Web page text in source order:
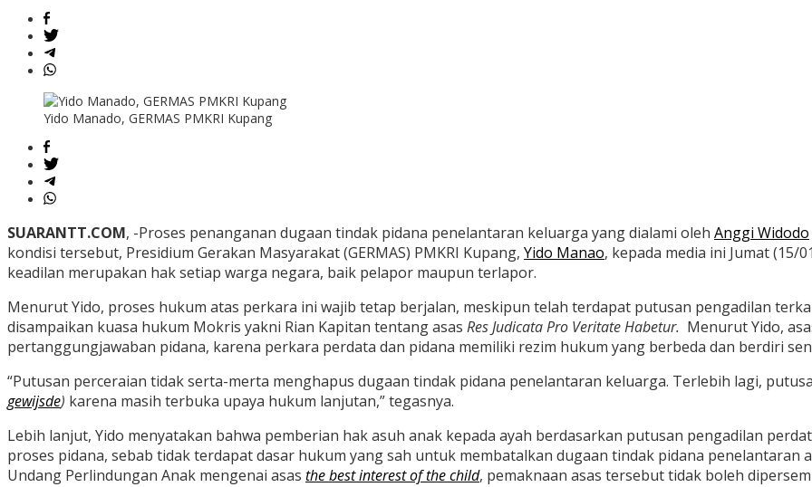
Yido Manado, GERMAS PMKRI Kupang
SUARANTT.COM, -‎Proses penanganan dugaan tindak pidana penelantaran keluarga yang dialami oleh Anggi Widodo
kondisi tersebut, Presidium Gerakan Masyarakat (GERMAS) PMKRI Kupang, Yido Manao, kepada media ini Jumat (15/
keadilan merupakan hak setiap warga negara, baik pelapor maupun terlapor.
‎Menurut Yido, proses hukum atas perkara ini wajib tetap berjalan, meskipun telah terdapat putusan pengadilan
disampaikan kuasa hukum Mokris yakni Rian Kapitan tentang asas Res Judicata Pro Veritate Habetur. Menurut Yido,
pertanggungjawaban pidana, karena perkara perdata dan pidana memiliki rezim hukum yang berbeda dan berdiri
‎“Putusan perceraian tidak serta-merta menghapus dugaan tindak pidana penelantaran keluarga. Terlebih lagi,
gewijsde) karena masih terbuka upaya hukum lanjutan,” tegasnya.
‎Lebih lanjut, Yido menyatakan bahwa pemberian hak asuh anak kepada ayah berdasarkan putusan pengadilan
proses pidana, sebab tidak terdapat dasar hukum yang sah untuk membatalkan dugaan tindak pidana penelantaran
Undang Perlindungan Anak mengenai asas the best interest of the child, pemaknaan asas tersebut tidak boleh